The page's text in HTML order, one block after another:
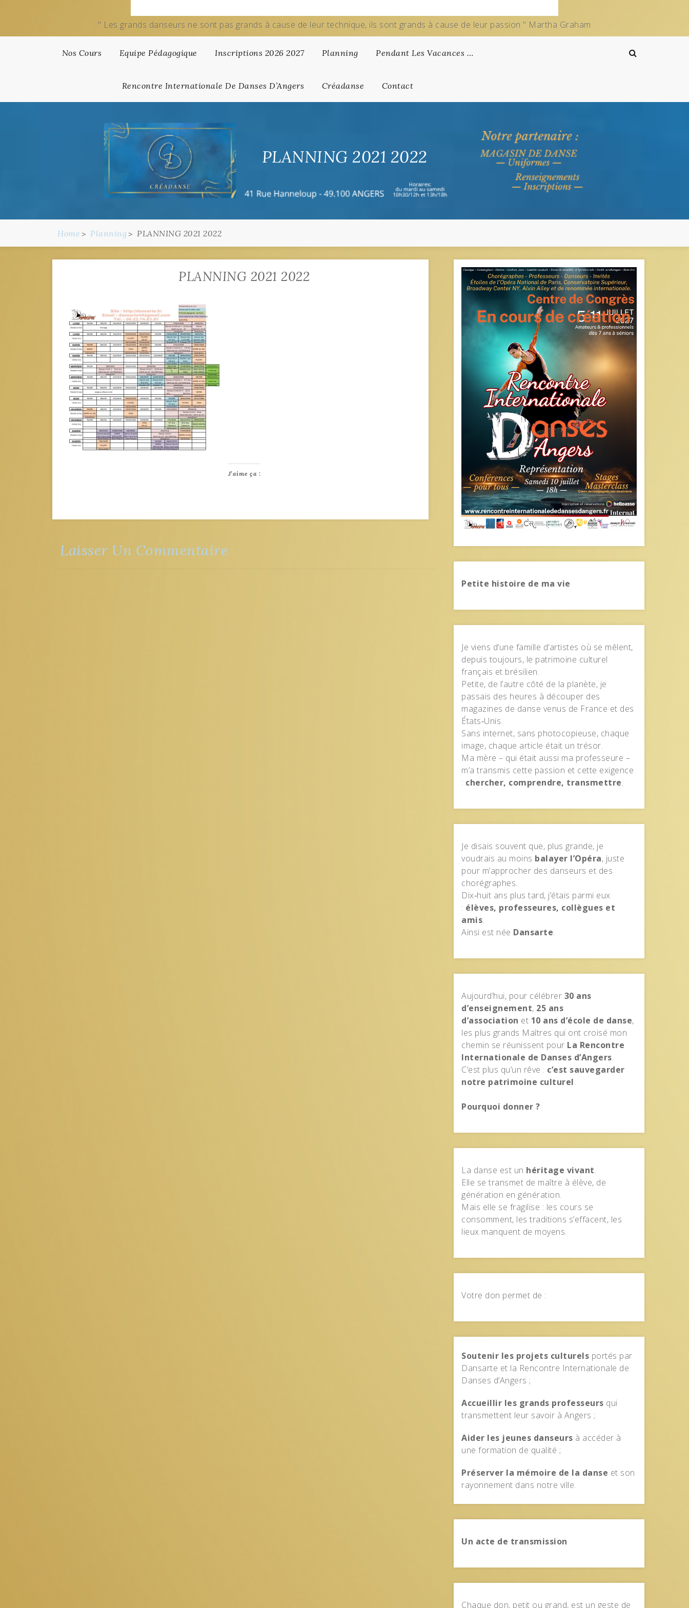
" Les grands danseurs ne sont pas grands à cause de leur technique, ils sont grands à cause de leur passion " Martha Graham
Nos Cours Equipe Pédagogique Inscriptions 2026 2027 Planning Pendant Les Vacances …
Rencontre Internationale De Danses D’Angers Créadanse Contact
PLANNING 2021 2022
Home Planning PLANNING 2021 2022
PLANNING 2021 2022
J’aime ça :
Laisser Un Commentaire
Petite histoire de ma vie
Je viens d’une famille d’artistes où se mêlent,
depuis toujours, le patrimoine culturel
français et brésilien.
Petite, de l’autre côté de la planète, je
passais des heures à découper des
magazines de danse venus de France et des
États‑Unis.
Sans internet, sans photocopieuse, chaque
image, chaque article était un trésor.
Ma mère – qui était aussi ma professeure –
m’a transmis cette passion et cette exigence
: chercher, comprendre, transmettre.
Je disais souvent que, plus grande, je
voudrais au moins balayer l’Opéra, juste
pour m’approcher des danseurs et des
chorégraphes.
Dix‑huit ans plus tard, j’étais parmi eux
: élèves, professeures, collègues et
amis.
Ainsi est née Dansarte.
Aujourd’hui, pour célébrer 30 ans
d’enseignement, 25 ans
d’association et 10 ans d’école de danse,
les plus grands Maîtres qui ont croisé mon
chemin se réunissent pour La Rencontre
Internationale de Danses d’Angers.
C’est plus qu’un rêve : c’est sauvegarder
notre patrimoine culturel.
Pourquoi donner ?
La danse est un héritage vivant.
Elle se transmet de maître à élève, de
génération en génération.
Mais elle se fragilise : les cours se
consomment, les traditions s’effacent, les
lieux manquent de moyens.
Votre don permet de :
Soutenir les projets culturels portés par
Dansarte et la Rencontre Internationale de
Danses d’Angers ;
Accueillir les grands professeurs qui
transmettent leur savoir à Angers ;
Aider les jeunes danseurs à accéder à
une formation de qualité ;
Préserver la mémoire de la danse et son
rayonnement dans notre ville.
Un acte de transmission
Chaque don, petit ou grand, est un geste de